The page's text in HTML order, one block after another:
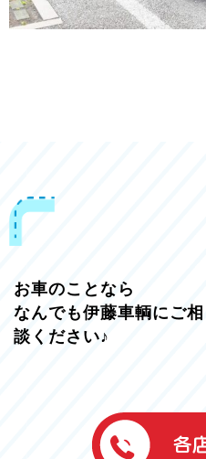
お車のことなら
なんでも伊藤車輌にご相
談ください♪
伊藤車輌（本社）
050-5851-0337